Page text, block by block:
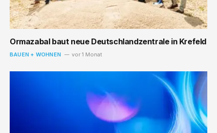
Ormazabal baut neue Deutschlandzentrale in Krefeld
BAUEN + WOHNEN vor 1 Monat